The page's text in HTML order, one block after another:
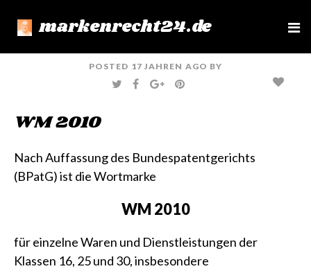
markenrecht24.de
e
POSTED 17 JAHREN AGO BY
T
W
F
A
G
O
P
I
WM 2010
Nach Auffassung des Bundespatentgerichts
(BPatG) ist die Wortmarke
WM 2010
für einzelne Waren und Dienstleistungen der
Klassen 16, 25 und 30, insbesondere